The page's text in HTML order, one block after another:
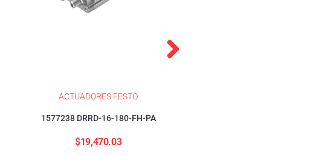
ACTUADORES FESTO
1577238 DRRD-16-180-FH-PA
$19,470.03